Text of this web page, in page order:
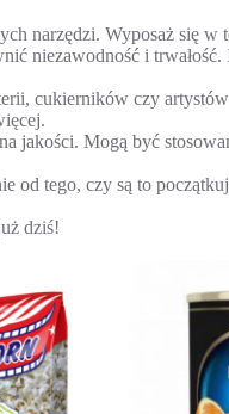
narzędzi. Wyposaż się
niezawodność i
cukierników czy
Mogą być
od tego, czy są to
dziś!